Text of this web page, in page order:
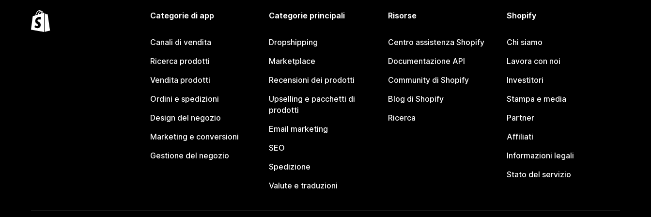
Categorie di app
Canali di vendita
Ricerca prodotti
Vendita prodotti
Ordini e spedizioni
Design del negozio
Marketing e conversioni
Gestione del negozio
Categorie principali
Dropshipping
Marketplace
Recensioni dei prodotti
Upselling e pacchetti di
prodotti
Email marketing
SEO
Spedizione
Valute e traduzioni
Risorse
Centro assistenza Shopify
Documentazione API
Community di Shopify
Blog di Shopify
Ricerca
Shopify
Chi siamo
Lavora con noi
Investitori
Stampa e media
Partner
Affiliati
Informazioni legali
Stato del servizio